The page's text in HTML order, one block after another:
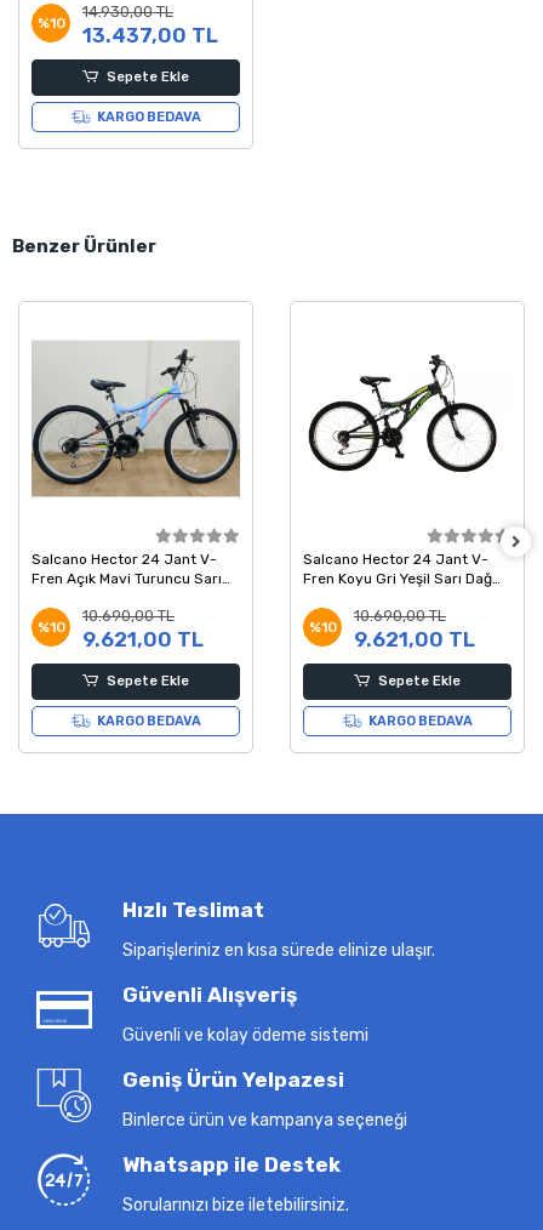
%10
14.930,00 TL
13.437,00 TL
Sepete Ekle
KARGO BEDAVA
Benzer Ürünler
Salcano Hector 24 Jant V-
Fren Açık Mavi Turuncu Sarı
%10
10.690,00 TL
9.621,00 TL
Sepete Ekle
KARGO BEDAVA
Salcano Hector 24 Jant V-
Fren Koyu Gri Yeşil Sarı Dağ
%10
10.690,00 TL
9.621,00 TL
Sepete Ekle
KARGO BEDAVA
Hızlı Teslimat
Siparişleriniz en kısa sürede elinize ulaşır.
Güvenli Alışveriş
Güvenli ve kolay ödeme sistemi
Geniş Ürün Yelpazesi
Binlerce ürün ve kampanya seçeneği
Whatsapp ile Destek
Sorularınızı bize iletebilirsiniz.